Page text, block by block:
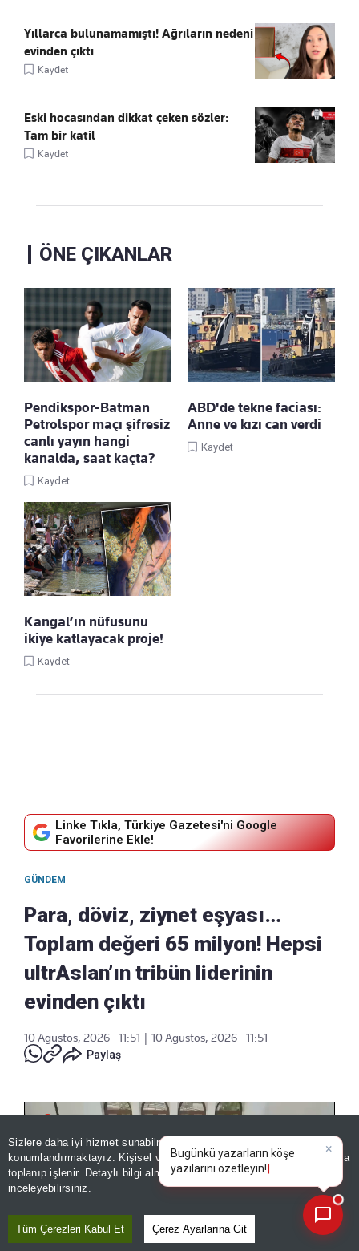
Sizlere daha iyi hizmet sunabilmek adına sitemizde
konumlandırmaktayız. Kişisel verileriniz, KVKK ve GDPR kapsamında
toplanıp işlenir. Detaylı bilgi almak içinAydınlatma Metnimizi
inceleyebilirsiniz.
Tüm Çerezleri Kabul Et Çerez Ayarlarına Git
Yıllarca bulunamamıştı! Ağrıların nedeni
evinden çıktı
Kaydet
Eski hocasından dikkat çeken sözler:
Tam bir katil
Kaydet
ÖNE ÇIKANLAR
Pendikspor-Batman
Petrolspor maçı şifresiz
canlı yayın hangi
kanalda, saat kaçta?
Kaydet
ABD'de tekne faciası:
Anne ve kızı can verdi
Kaydet
Kangal’ın nüfusunu
ikiye katlayacak proje!
Kaydet
Linke Tıkla, Türkiye Gazetesi'ni Google
Favorilerine Ekle!
GÜNDEM
Para, döviz, ziynet eşyası…
Toplam değeri 65 milyon! Hepsi
ultrAslan’ın tribün liderinin
evinden çıktı
10 Ağustos, 2026 - 11:51
10 Ağustos, 2026 - 11:51
Paylaş
×
Bugünkü yazarların köşe
yazılarını özetleyin!